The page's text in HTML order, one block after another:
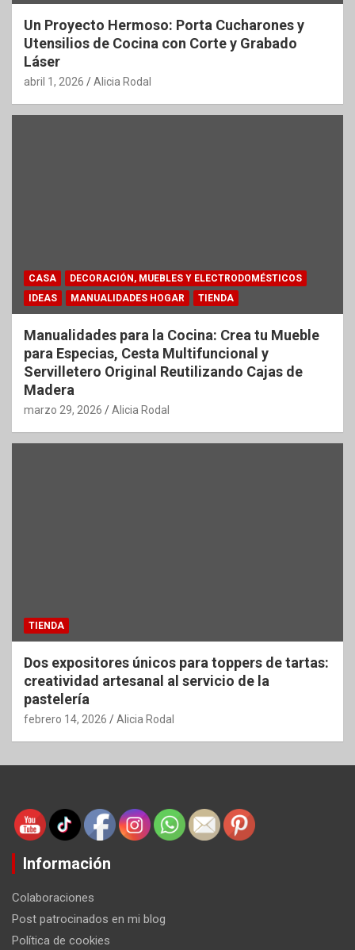
Un Proyecto Hermoso: Porta Cucharones y
Utensilios de Cocina con Corte y Grabado
Láser
abril 1, 2026 Alicia Rodal
CASA
DECORACIÓN, MUEBLES Y ELECTRODOMÉSTICOS
IDEAS
MANUALIDADES HOGAR TIENDA
Manualidades para la Cocina: Crea tu Mueble
para Especias, Cesta Multifuncional y
Servilletero Original Reutilizando Cajas de
Madera
marzo 29, 2026 Alicia Rodal
TIENDA
Dos expositores únicos para toppers de tartas:
creatividad artesanal al servicio de la
pastelería
febrero 14, 2026 Alicia Rodal
Información
Colaboraciones
Post patrocinados en mi blog
Política de cookies